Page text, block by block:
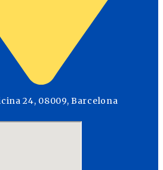
24, 08009, Barcelona